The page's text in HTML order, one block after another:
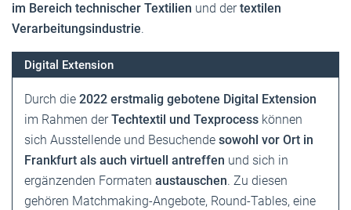
im Bereich technischer Textilien und dertextilen
Verarbeitungsindustrie.
Digital Extension
Durch die 2022 erstmalig gebotene Digital Extension
im Rahmen derTechtextil und Texprocess können
sich Ausstellende und Besuchende sowohl vor Ort in
Frankfurt als auch virtuell antreffen und sich in
ergänzenden Formaten austauschen. Zu diesen
gehören Matchmaking-Angebote, Round-Tables, eine